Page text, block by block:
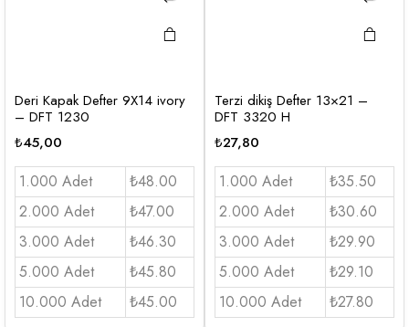
Deri Kapak Defter 9X14 ivory
– DFT 1230
₺45,00
1.000 Adet
₺48.00
2.000 Adet
₺47.00
3.000 Adet
₺46.30
5.000 Adet
₺45.80
10.000 Adet
₺45.00
Terzi dikiş Defter 13×21 –
DFT 3320 H
₺27,80
1.000 Adet
₺35.50
2.000 Adet
₺30.60
3.000 Adet
₺29.90
5.000 Adet
₺29.10
10.000 Adet
₺27.80